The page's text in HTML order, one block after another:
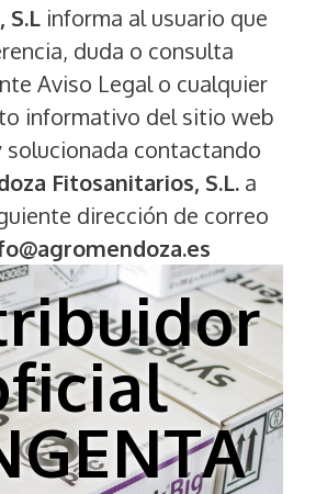
S.L informa al usuario que
duda o consulta
Aviso Legal o cualquier
informativo del sitio web
solucionada contactando
Fitosanitarios, S.L. a
dirección de correo